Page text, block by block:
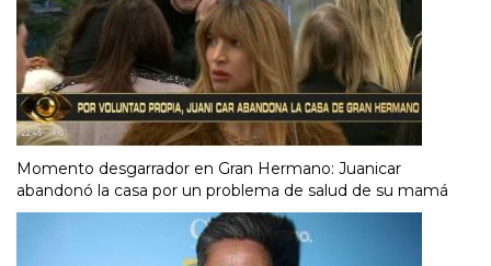
Momento desgarrador en Gran Hermano: Juanicar
abandonó la casa por un problema de salud de su mamá